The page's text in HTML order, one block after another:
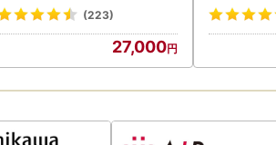
(223)
27,000